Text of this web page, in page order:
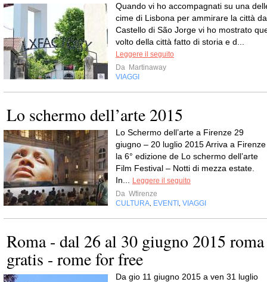
Quando vi ho accompagnati su una
cime di Lisbona per ammirare la città
Castello di São Jorge vi ho mostrato
volto della città fatto di storia e d...
Leggere il seguito
Da Martinaway
VIAGGI
Lo schermo dell’arte 2015
Lo Schermo dell’arte a Firenze 29
giugno – 20 luglio 2015 Arriva a Firenze
la 6° edizione de Lo schermo dell’arte
Film Festival – Notti di mezza estate.
In...
Leggere il seguito
Da Wfirenze
CULTURA EVENTI VIAGGI
Roma - dal 26 al 30 giugno 2015 roma
gratis - rome for free
Da gio 11 giugno 2015 a ven 31 luglio